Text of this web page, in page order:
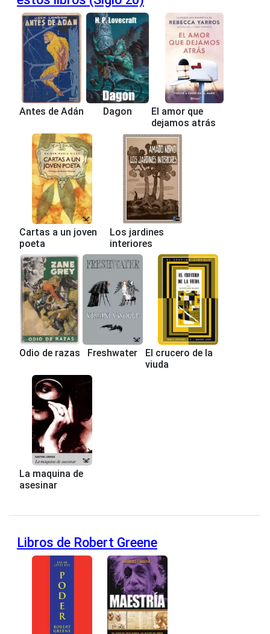
Antes de Adán Dagon
El amor que
dejamos atrás
Cartas a un joven
poeta
Los jardines
interiores
Odio de razas Freshwater
El crucero de la
viuda
La maquina de
asesinar
Libros de Robert Greene